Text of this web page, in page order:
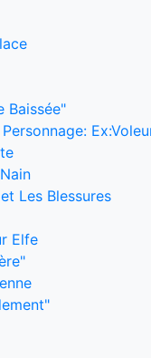
Baissée"
Les Blessures
Elfe